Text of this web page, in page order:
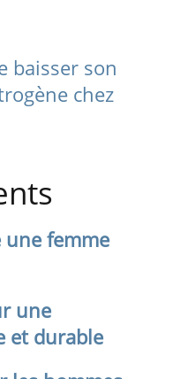
baisser son
chez
femme
une
et durable